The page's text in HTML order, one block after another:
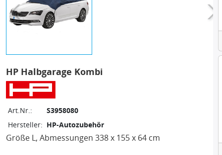
HP Halbgarage Kombi
Art.Nr.:
S3958080
Hersteller: HP-Autozubehör
Größe L, Abmessungen 338 x 155 x 64 cm